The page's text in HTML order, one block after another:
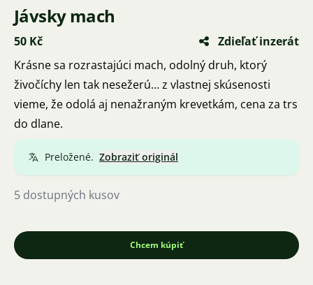
Jávsky mach
50 Kč
Zdieľať inzerát
Krásne sa rozrastajúci mach, odolný druh, ktorý
živočíchy len tak nesežerú… z vlastnej skúsenosti
vieme, že odolá aj nenažraným krevetkám, cena za trs
do dlane.
Preložené. Zobraziť originál
5 dostupných kusov
Chcem kúpiť